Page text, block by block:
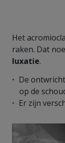
Het
raken. Dat
luxatie.
De
op de
Er zijn